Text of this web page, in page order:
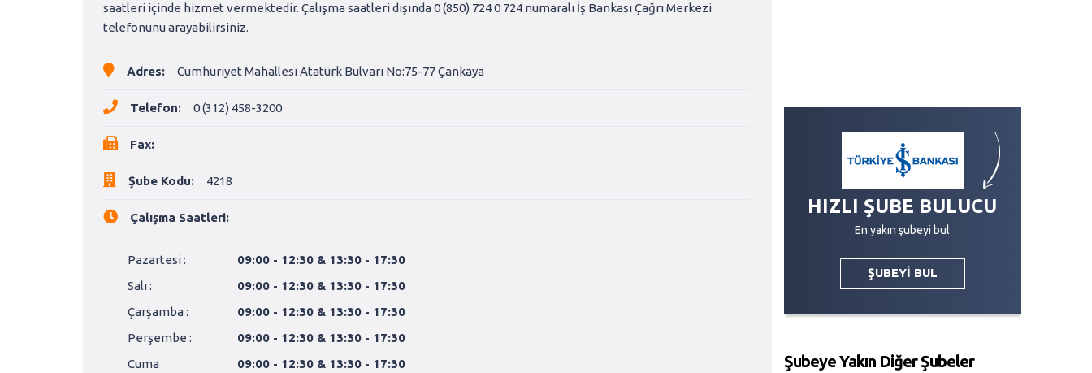
saatleri içinde hizmet vermektedir. Çalışma saatleri dışında 0 (850) 724 0 724 numaralı İş Bankası Çağrı Merkezi
telefonunu arayabilirsiniz.
Adres: Cumhuriyet Mahallesi Atatürk Bulvarı No:75-77 Çankaya
Telefon: 0 (312) 458-3200
Fax:
Şube Kodu: 4218
Çalışma Saatleri:
Pazartesi :
09:00 - 12:30 & 13:30 - 17:30
Salı :
09:00 - 12:30 & 13:30 - 17:30
Çarşamba :
09:00 - 12:30 & 13:30 - 17:30
Perşembe :
09:00 - 12:30 & 13:30 - 17:30
Cuma
09:00 - 12:30 & 13:30 - 17:30
HIZLI ŞUBE BULUCU
En yakın şubeyi bul
ŞUBEYİ BUL
Şubeye Yakın Diğer Şubeler